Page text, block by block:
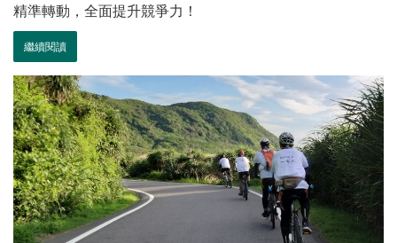
精準轉動，全面提升競爭力！
繼續閱讀